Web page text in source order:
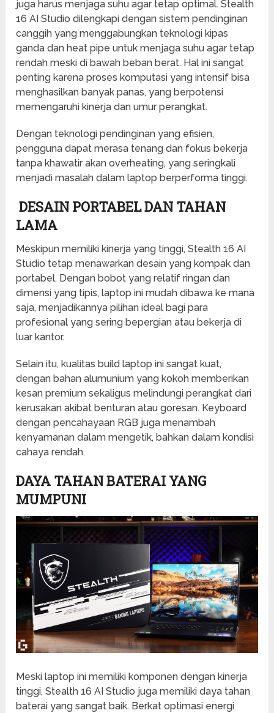
juga harus menjaga suhu agar tetap optimal. Stealth
16 AI Studio dilengkapi dengan sistem pendinginan
canggih yang menggabungkan teknologi kipas
ganda dan heat pipe untuk menjaga suhu agar tetap
rendah meski di bawah beban berat. Hal ini sangat
penting karena proses komputasi yang intensif bisa
menghasilkan banyak panas, yang berpotensi
memengaruhi kinerja dan umur perangkat.
Dengan teknologi pendinginan yang efisien,
pengguna dapat merasa tenang dan fokus bekerja
tanpa khawatir akan overheating, yang seringkali
menjadi masalah dalam laptop berperforma tinggi.
DESAIN PORTABEL DAN TAHAN
LAMA
Meskipun memiliki kinerja yang tinggi, Stealth 16 AI
Studio tetap menawarkan desain yang kompak dan
portabel. Dengan bobot yang relatif ringan dan
dimensi yang tipis, laptop ini mudah dibawa ke mana
saja, menjadikannya pilihan ideal bagi para
profesional yang sering bepergian atau bekerja di
luar kantor.
Selain itu, kualitas build laptop ini sangat kuat,
dengan bahan alumunium yang kokoh memberikan
kesan premium sekaligus melindungi perangkat dari
kerusakan akibat benturan atau goresan. Keyboard
dengan pencahayaan RGB juga menambah
kenyamanan dalam mengetik, bahkan dalam kondisi
cahaya rendah.
DAYA TAHAN BATERAI YANG
MUMPUNI
Meski laptop ini memiliki komponen dengan kinerja
tinggi, Stealth 16 AI Studio juga memiliki daya tahan
baterai yang sangat baik. Berkat optimasi energi